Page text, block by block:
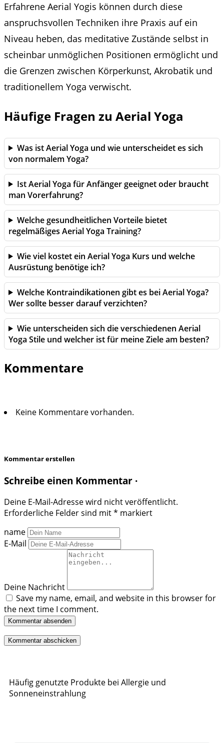
Erfahrene Aerial Yogis können durch diese
anspruchsvollen Techniken ihre Praxis auf ein
Niveau heben, das meditative Zustände selbst in
scheinbar unmöglichen Positionen ermöglicht und
die Grenzen zwischen Körperkunst, Akrobatik und
traditionellem Yoga verwischt.
Häufige Fragen zu Aerial Yoga
Was ist Aerial Yoga und wie unterscheidet es sich
von normalem Yoga?
Ist Aerial Yoga für Anfänger geeignet oder braucht
man Vorerfahrung?
Welche gesundheitlichen Vorteile bietet
regelmäßiges Aerial Yoga Training?
Wie viel kostet ein Aerial Yoga Kurs und welche
Ausrüstung benötige ich?
Welche Kontraindikationen gibt es bei Aerial Yoga?
Wer sollte besser darauf verzichten?
Wie unterscheiden sich die verschiedenen Aerial
Yoga Stile und welcher ist für meine Ziele am besten?
Kommentare
Keine Kommentare vorhanden.
Kommentar erstellen
Schreibe einen Kommentar ·
Deine E-Mail-Adresse wird nicht veröffentlicht.
Erforderliche Felder sind mit* markiert
name
E-Mail
Deine Nachricht
Save my name, email, and website in this browser for
the next time I comment.
Kommentar absenden
Häufig genutzte Produkte bei Allergie und
Sonneneinstrahlung